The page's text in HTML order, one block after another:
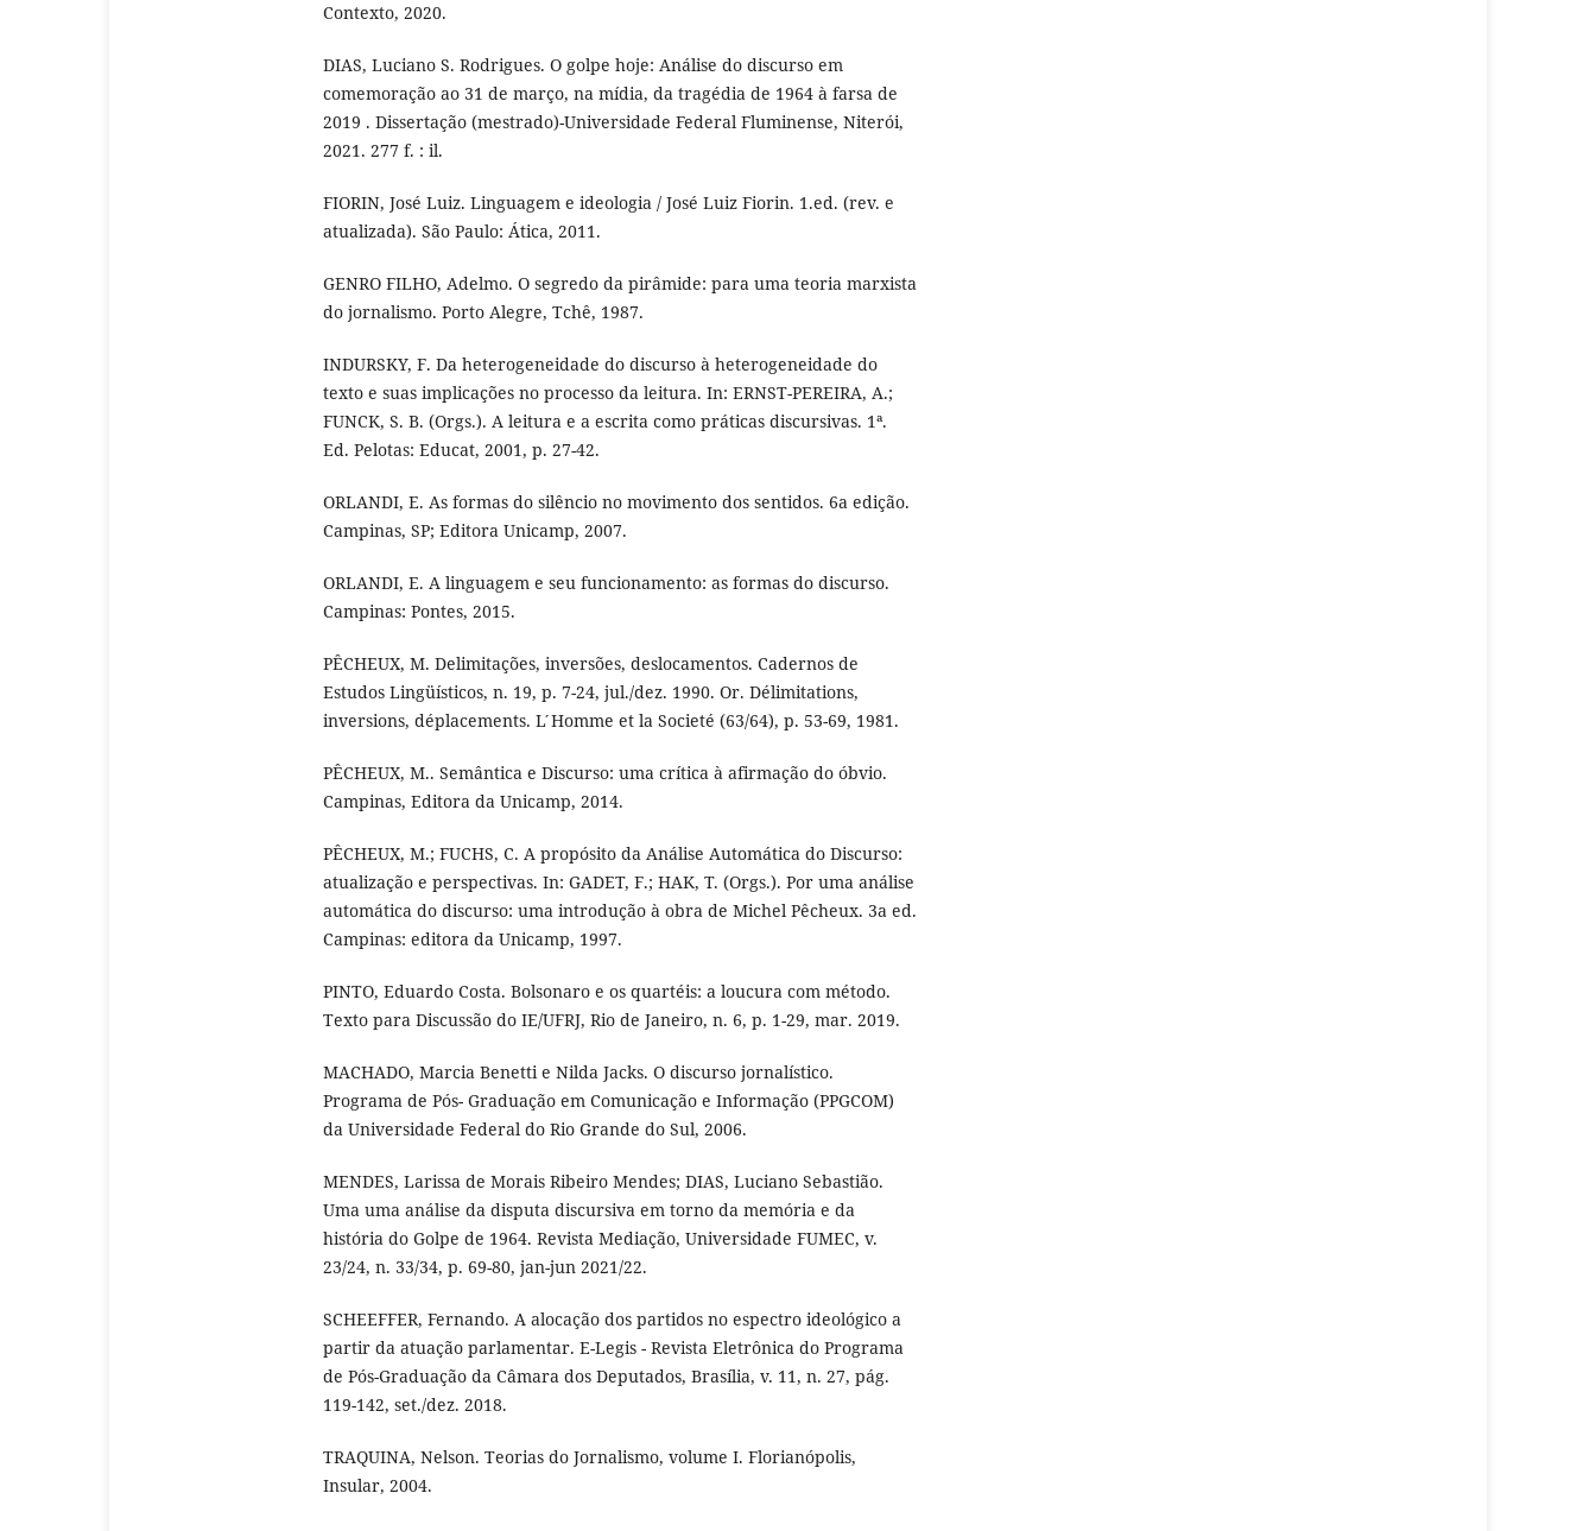
Contexto, 2020.
DIAS, Luciano S. Rodrigues. O golpe hoje: Análise do discurso em
comemoração ao 31 de março, na mídia, da tragédia de 1964 à farsa de
2019 . Dissertação (mestrado)-Universidade Federal Fluminense, Niterói,
2021. 277 f. : il.
FIORIN, José Luiz. Linguagem e ideologia / José Luiz Fiorin. 1.ed. (rev. e
atualizada). São Paulo: Ática, 2011.
GENRO FILHO, Adelmo. O segredo da pirâmide: para uma teoria marxista
do jornalismo. Porto Alegre, Tchê, 1987.
INDURSKY, F. Da heterogeneidade do discurso à heterogeneidade do
texto e suas implicações no processo da leitura. In: ERNST-PEREIRA, A.;
FUNCK, S. B. (Orgs.). A leitura e a escrita como práticas discursivas. 1ª.
Ed. Pelotas: Educat, 2001, p. 27-42.
ORLANDI, E. As formas do silêncio no movimento dos sentidos. 6a edição.
Campinas, SP; Editora Unicamp, 2007.
ORLANDI, E. A linguagem e seu funcionamento: as formas do discurso.
Campinas: Pontes, 2015.
PÊCHEUX, M. Delimitações, inversões, deslocamentos. Cadernos de
Estudos Lingüísticos, n. 19, p. 7-24, jul./dez. 1990. Or. Délimitations,
inversions, déplacements. L ́Homme et la Societé (63/64), p. 53-69, 1981.
PÊCHEUX, M.. Semântica e Discurso: uma crítica à afirmação do óbvio.
Campinas, Editora da Unicamp, 2014.
PÊCHEUX, M.; FUCHS, C. A propósito da Análise Automática do Discurso:
atualização e perspectivas. In: GADET, F.; HAK, T. (Orgs.). Por uma análise
automática do discurso: uma introdução à obra de Michel Pêcheux. 3a ed.
Campinas: editora da Unicamp, 1997.
PINTO, Eduardo Costa. Bolsonaro e os quartéis: a loucura com método.
Texto para Discussão do IE/UFRJ, Rio de Janeiro, n. 6, p. 1-29, mar. 2019.
MACHADO, Marcia Benetti e Nilda Jacks. O discurso jornalístico.
Programa de Pós- Graduação em Comunicação e Informação (PPGCOM)
da Universidade Federal do Rio Grande do Sul, 2006.
MENDES, Larissa de Morais Ribeiro Mendes; DIAS, Luciano Sebastião.
Uma uma análise da disputa discursiva em torno da memória e da
história do Golpe de 1964. Revista Mediação, Universidade FUMEC, v.
23/24, n. 33/34, p. 69-80, jan-jun 2021/22.
SCHEEFFER, Fernando. A alocação dos partidos no espectro ideológico a
partir da atuação parlamentar. E-Legis - Revista Eletrônica do Programa
de Pós-Graduação da Câmara dos Deputados, Brasília, v. 11, n. 27, pág.
119-142, set./dez. 2018.
TRAQUINA, Nelson. Teorias do Jornalismo, volume I. Florianópolis,
Insular, 2004.